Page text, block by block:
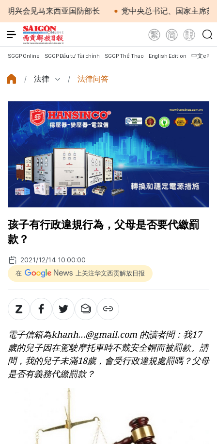
见马来西亚国防部长 党中央总书记、国家主席苏林：
SGGP Online SGGP Đầu tư Tài chính SGGP Thể Thao English Edition 中文
法律 法律问答
孩子有行政違規行為，父母是否要代繳罰
款？
2021/12/14 10:00:00
在 上关注华文西贡解放日报
電子信箱為khanh…@gmail.com 的讀者問：我17
歲的兒子因在駕駛摩托車時不戴安全帽而被罰款。請
問，我的兒子未滿18歲，會受行政違規處罰嗎？父母
是否有義務代繳罰款？